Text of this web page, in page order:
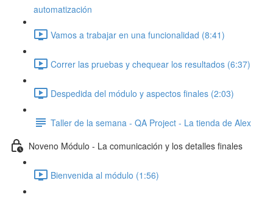
automatización
Vamos a trabajar en una funcionalidad (8:41)
Correr las pruebas y chequear los resultados (6:37)
Despedida del módulo y aspectos finales (2:03)
Taller de la semana - QA Project - La tienda de Alex
Noveno Módulo - La comunicación y los detalles finales
Bienvenida al módulo (1:56)